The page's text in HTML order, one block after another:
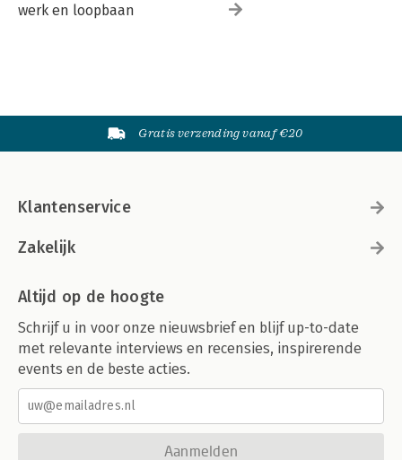
werk en loopbaan
Gratis verzending vanaf €20
Klantenservice
Zakelijk
Altijd op de hoogte
Schrijf u in voor onze nieuwsbrief en blijf up-to-date
met relevante interviews en recensies, inspirerende
events en de beste acties.
Aanmelden